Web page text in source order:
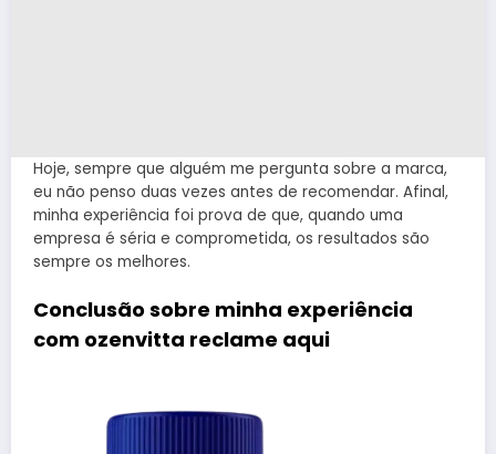
Hoje, sempre que alguém me pergunta sobre a marca,
eu não penso duas vezes antes de recomendar. Afinal,
minha experiência foi prova de que, quando uma
empresa é séria e comprometida, os resultados são
sempre os melhores.
Conclusão sobre minha experiência
com ozenvitta reclame aqui